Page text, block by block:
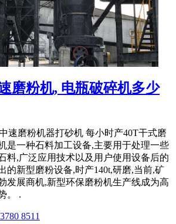
磨粉机, 电瓶破碎机多少
速磨粉机器打砂机 每小时产40T干式磨
是一种石料加工设备,主要用于处理一些
料,广泛应用技术以及用户使用设备后的
的新型磨粉设备,时产140t,研磨,当前,矿
发展商机,新型环保磨粉机生产线成为高
。 .
8511